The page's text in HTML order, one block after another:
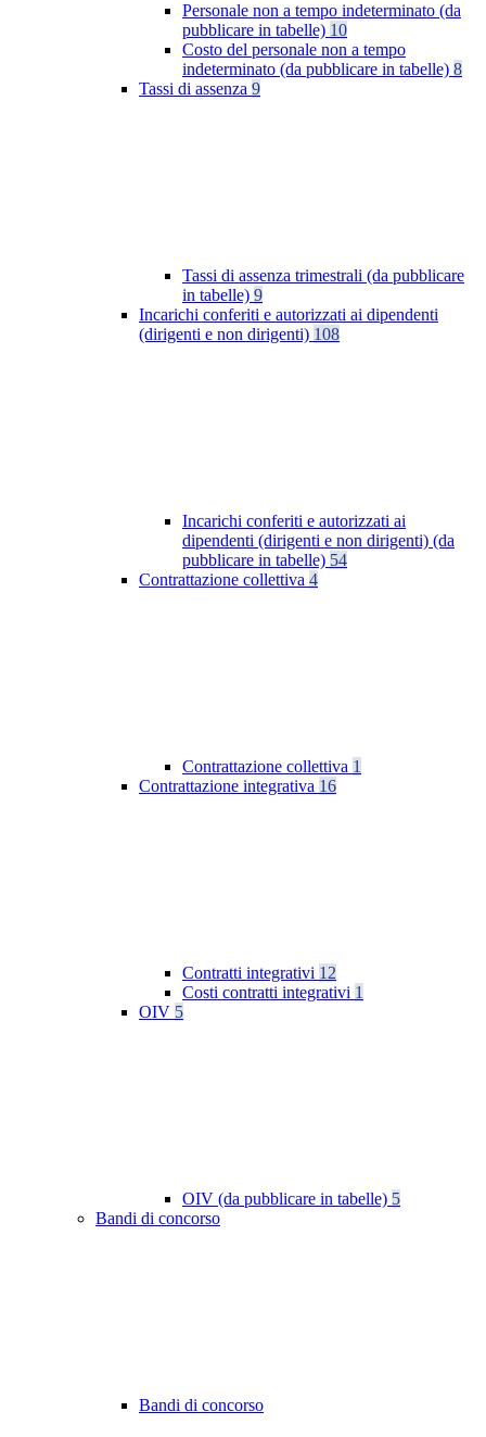
Personale non a tempo indeterminato (da
pubblicare in tabelle) 10
Costo del personale non a tempo
indeterminato (da pubblicare in tabelle) 8
Tassi di assenza 9
Tassi di assenza trimestrali (da pubblicare
in tabelle) 9
Incarichi conferiti e autorizzati ai dipendenti
(dirigenti e non dirigenti) 108
Incarichi conferiti e autorizzati ai
dipendenti (dirigenti e non dirigenti) (da
pubblicare in tabelle) 54
Contrattazione collettiva 4
Contrattazione collettiva 1
Contrattazione integrativa 16
Contratti integrativi 12
Costi contratti integrativi 1
OIV 5
OIV (da pubblicare in tabelle) 5
Bandi di concorso
Bandi di concorso